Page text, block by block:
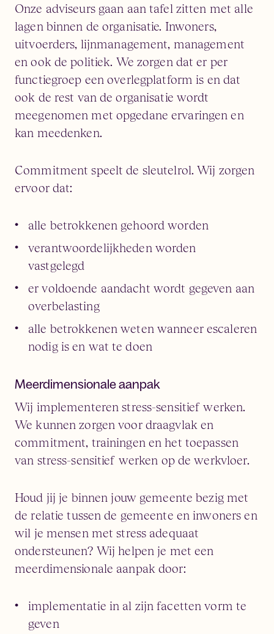
Onze adviseurs gaan aan tafel zitten met alle
lagen binnen de organisatie. Inwoners,
uitvoerders, lijnmanagement, management
en ook de politiek. We zorgen dat er per
functiegroep een overlegplatform is en dat
ook de rest van de organisatie wordt
meegenomen met opgedane ervaringen en
kan meedenken.
Commitment speelt de sleutelrol. Wij zorgen
ervoor dat:
alle betrokkenen gehoord worden
verantwoordelijkheden worden
vastgelegd
er voldoende aandacht wordt gegeven aan
overbelasting
alle betrokkenen weten wanneer escaleren
nodig is en wat te doen
Meerdimensionale aanpak
Wij implementeren stress-sensitief werken.
We kunnen zorgen voor draagvlak en
commitment, trainingen en het toepassen
van stress-sensitief werken op de werkvloer.
Houd jij je binnen jouw gemeente bezig met
de relatie tussen de gemeente en inwoners en
wil je mensen met stress adequaat
ondersteunen? Wij helpen je met een
meerdimensionale aanpak door:
implementatie in al zijn facetten vorm te
geven